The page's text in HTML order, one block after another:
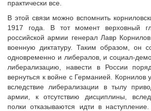
практически все.
В этой связи можно вспомнить
1917 года. В тот момент верховный
российской армии генерал Лавр
военную диктатуру. Таким образом, он
одновременно и либералов, и социал-
либерализацию, навести в России
вернуться к войне с Германией. Корнилов
вследствие либерализации в тылу
армии, к отсутствию дисциплины,
полки отказываются идти в